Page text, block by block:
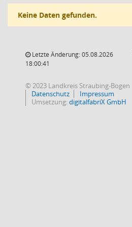
Keine Daten gefunden.
Letzte Änderung: 05.08.2026
18:00:41
© 2023 Landkreis Straubing-Bogen
Datenschutz
Impressum
Umsetzung:digitalfabriX GmbH